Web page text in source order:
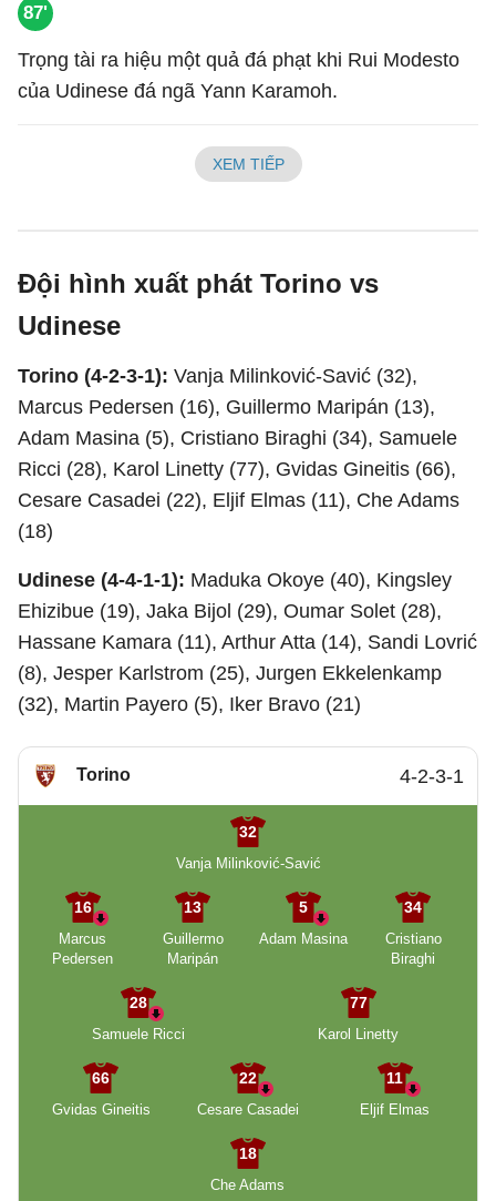
87'
Trọng tài ra hiệu một quả đá phạt khi Rui Modesto
của Udinese đá ngã Yann Karamoh.
XEM TIẾP
Đội hình xuất phát Torino vs
Udinese
Torino (4-2-3-1): Vanja Milinković-Savić (32),
Marcus Pedersen (16), Guillermo Maripán (13),
Adam Masina (5), Cristiano Biraghi (34), Samuele
Ricci (28), Karol Linetty (77), Gvidas Gineitis (66),
Cesare Casadei (22), Eljif Elmas (11), Che Adams
(18)
Udinese (4-4-1-1): Maduka Okoye (40), Kingsley
Ehizibue (19), Jaka Bijol (29), Oumar Solet (28),
Hassane Kamara (11), Arthur Atta (14), Sandi Lovrić
(8), Jesper Karlstrom (25), Jurgen Ekkelenkamp
(32), Martin Payero (5), Iker Bravo (21)
Torino 4-2-3-1
32
Vanja Milinković-Savić
16
Marcus
Pedersen
13
Guillermo
Maripán
5
Adam Masina
34
Cristiano
Biraghi
28
Samuele Ricci
77
Karol Linetty
66
Gvidas Gineitis
22
Cesare Casadei
11
Eljif Elmas
18
Che Adams